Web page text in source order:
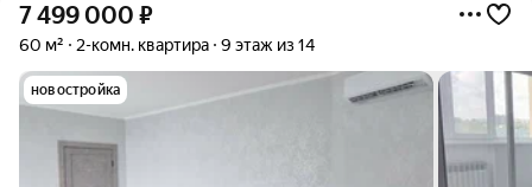
7 499 000 ₽
60 м² 2-комн. квартира 9 этаж из 14
новостройка